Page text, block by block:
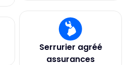
Serrurier agréé
assurances